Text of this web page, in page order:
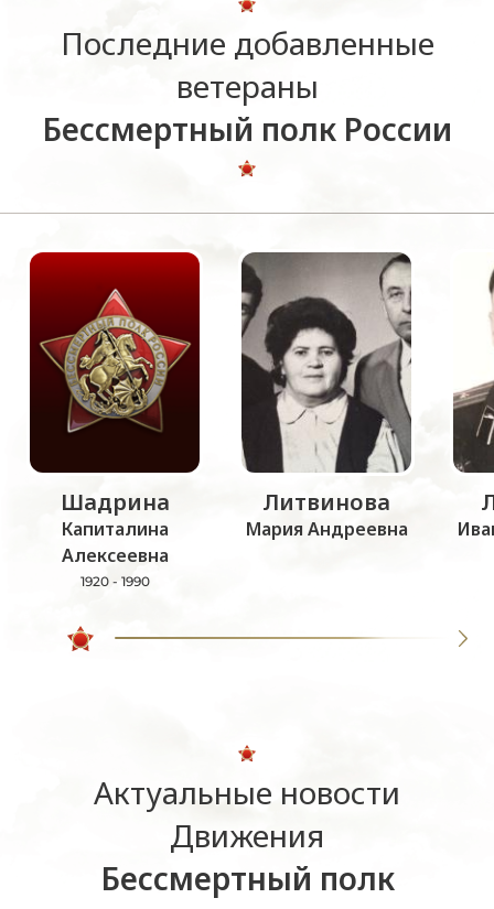
Последние добавленные
ветераны
Бессмертный полк России
Шадрина
Капиталина
Алексеевна
1920 - 1990
Литвинова
Мария Андреевна
Актуальные новости
Движения
Бессмертный полк